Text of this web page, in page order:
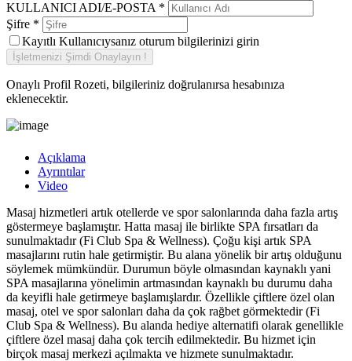
KULLANICI ADI/E-POSTA *
Şifre *
Kayıtlı Kullanıcıysanız oturum bilgilerinizi girin
Onaylı Profil Rozeti, bilgileriniz doğrulanırsa hesabınıza
eklenecektir.
Açıklama
Ayrıntılar
Video
Masaj hizmetleri artık otellerde ve spor salonlarında daha fazla artış
göstermeye başlamıştır. Hatta masaj ile birlikte SPA fırsatları da
sunulmaktadır (Fi Club Spa & Wellness). Çoğu kişi artık SPA
masajlarını rutin hale getirmiştir. Bu alana yönelik bir artış olduğunu
söylemek mümkündür. Durumun böyle olmasından kaynaklı yani
SPA masajlarına yönelimin artmasından kaynaklı bu durumu daha
da keyifli hale getirmeye başlamışlardır. Özellikle çiftlere özel olan
masaj, otel ve spor salonları daha da çok rağbet görmektedir (Fi
Club Spa & Wellness). Bu alanda hediye alternatifi olarak genellikle
çiftlere özel masaj daha çok tercih edilmektedir. Bu hizmet için
birçok masaj merkezi açılmakta ve hizmete sunulmaktadır.